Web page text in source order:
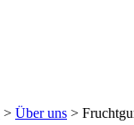
> Über uns >